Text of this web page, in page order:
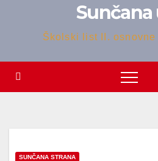
Sunčana
Školski list II.
SUNČANA STRANA